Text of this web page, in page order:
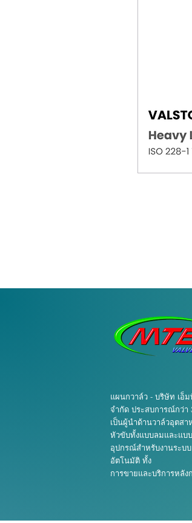
แผนกวาล์ว - บริษัท เอ็
จำกัด ประสบการณ์กว่า
เป็นผู้นำด้านวาล์วอุตสา
หัวขับทั้งแบบลมและแบ
อุปกรณ์สำหรับงานระบบ
อัตโนมัติ ทั้ง
การขายและบริการหลัง